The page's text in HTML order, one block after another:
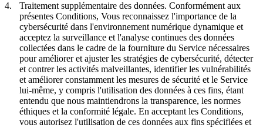
4.
Traitement supplémentaire des données. Conformément aux
présentes Conditions, Vous reconnaissez l'importance de la
cybersécurité dans l'environnement numérique dynamique et
acceptez la surveillance et l'analyse continues des données
collectées dans le cadre de la fourniture du Service nécessaires
pour améliorer et ajuster les stratégies de cybersécurité, détecter
et contrer les activités malveillantes, identifier les vulnérabilités
et améliorer constamment les mesures de sécurité et le Service
lui-même, y compris l'utilisation des données à ces fins, étant
entendu que nous maintiendrons la transparence, les normes
éthiques et la conformité légale. En acceptant les Conditions,
vous autorisez l'utilisation de ces données aux fins spécifiées et